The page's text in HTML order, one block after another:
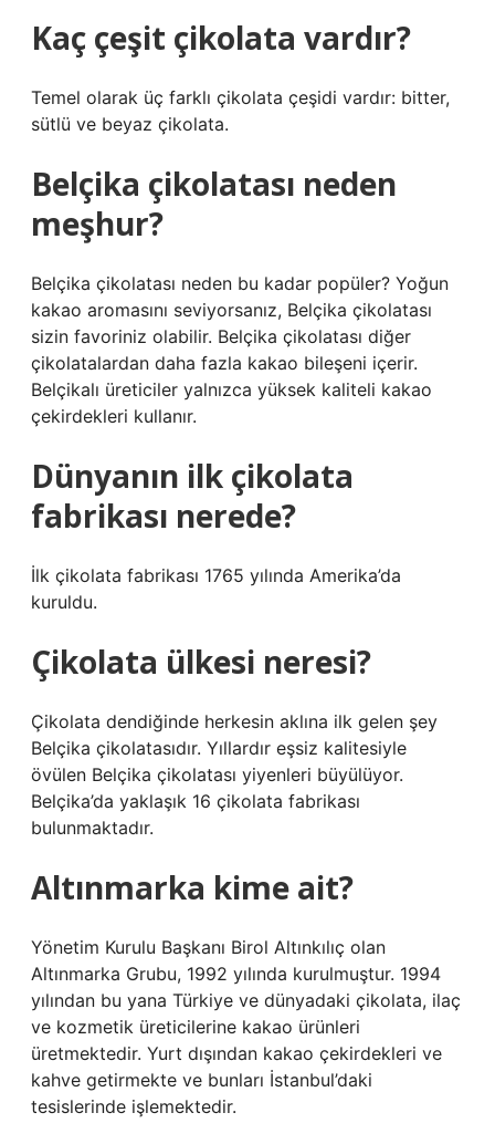
Kaç çeşit çikolata vardır?
Temel olarak üç farklı çikolata çeşidi vardır: bitter,
sütlü ve beyaz çikolata.
Belçika çikolatası neden
meşhur?
Belçika çikolatası neden bu kadar popüler? Yoğun
kakao aromasını seviyorsanız, Belçika çikolatası
sizin favoriniz olabilir. Belçika çikolatası diğer
çikolatalardan daha fazla kakao bileşeni içerir.
Belçikalı üreticiler yalnızca yüksek kaliteli kakao
çekirdekleri kullanır.
Dünyanın ilk çikolata
fabrikası nerede?
İlk çikolata fabrikası 1765 yılında Amerika’da
kuruldu.
Çikolata ülkesi neresi?
Çikolata dendiğinde herkesin aklına ilk gelen şey
Belçika çikolatasıdır. Yıllardır eşsiz kalitesiyle
övülen Belçika çikolatası yiyenleri büyülüyor.
Belçika’da yaklaşık 16 çikolata fabrikası
bulunmaktadır.
Altınmarka kime ait?
Yönetim Kurulu Başkanı Birol Altınkılıç olan
Altınmarka Grubu, 1992 yılında kurulmuştur. 1994
yılından bu yana Türkiye ve dünyadaki çikolata, ilaç
ve kozmetik üreticilerine kakao ürünleri
üretmektedir. Yurt dışından kakao çekirdekleri ve
kahve getirmekte ve bunları İstanbul’daki
tesislerinde işlemektedir.